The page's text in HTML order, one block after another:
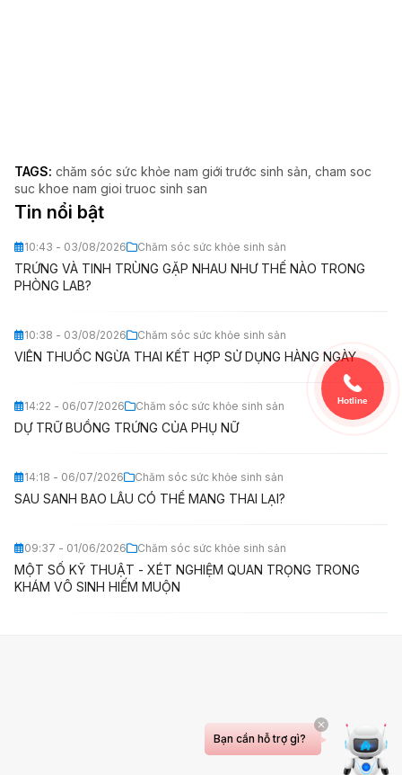
TAGS: chăm sóc sức khỏe nam giới trước sinh sản cham soc
suc khoe nam gioi truoc sinh san
Tin nổi bật
10:43 - 03/08/2026 Chăm sóc sức khỏe sinh sản
TRỨNG VÀ TINH TRÙNG GẶP NHAU NHƯ THẾ NÀO TRONG
PHÒNG LAB?
10:38 - 03/08/2026 Chăm sóc sức khỏe sinh sản
VIÊN THUỐC NGỪA THAI KẾT HỢP SỬ DỤNG HÀNG NGÀY
14:22 - 06/07/2026 Chăm sóc sức khỏe sinh sản
DỰ TRỮ BUỒNG TRỨNG CỦA PHỤ NỮ
14:18 - 06/07/2026 Chăm sóc sức khỏe sinh sản
SAU SANH BAO LÂU CÓ THỂ MANG THAI LẠI?
09:37 - 01/06/2026 Chăm sóc sức khỏe sinh sản
MỘT SỐ KỸ THUẬT - XÉT NGHIỆM QUAN TRỌNG TRONG
KHÁM VÔ SINH HIẾM MUỘN
Hotline
Bạn cần hỗ trợ gì?